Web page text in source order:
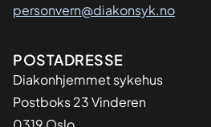
personvern@diakonsyk.no
Adresse
POSTADRESSE
Diakonhjemmet sykehus
Postboks 23 Vinderen